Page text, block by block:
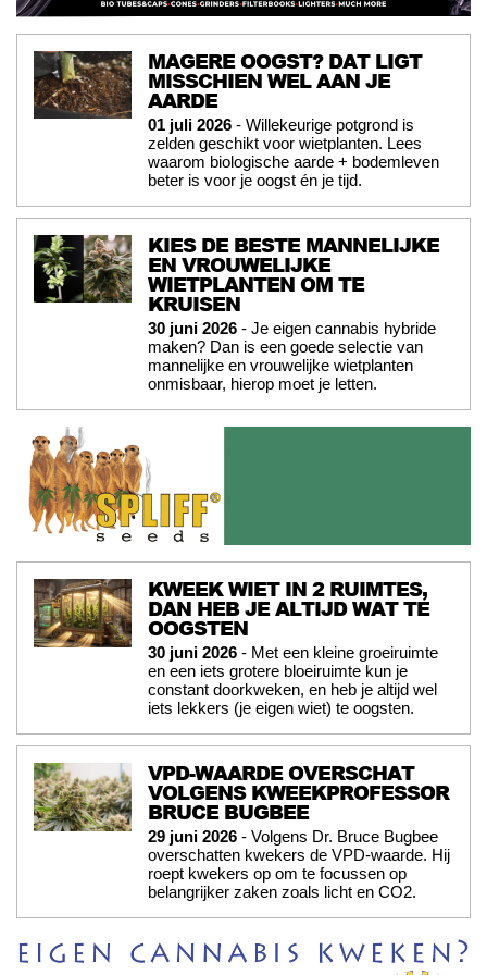
MAGERE OOGST? DAT LIGT
MISSCHIEN WEL AAN JE
AARDE
01 juli 2026 - Willekeurige potgrond is
zelden geschikt voor wietplanten. Lees
waarom biologische aarde + bodemleven
beter is voor je oogst én je tijd.
KIES DE BESTE MANNELIJKE
EN VROUWELIJKE
WIETPLANTEN OM TE
KRUISEN
30 juni 2026 - Je eigen cannabis hybride
maken? Dan is een goede selectie van
mannelijke en vrouwelijke wietplanten
onmisbaar, hierop moet je letten.
KWEEK WIET IN 2 RUIMTES,
DAN HEB JE ALTIJD WAT TE
OOGSTEN
30 juni 2026 - Met een kleine groeiruimte
en een iets grotere bloeiruimte kun je
constant doorkweken, en heb je altijd wel
iets lekkers (je eigen wiet) te oogsten.
VPD-WAARDE OVERSCHAT
VOLGENS KWEEKPROFESSOR
BRUCE BUGBEE
29 juni 2026 - Volgens Dr. Bruce Bugbee
overschatten kwekers de VPD-waarde. Hij
roept kwekers op om te focussen op
belangrijker zaken zoals licht en CO2.